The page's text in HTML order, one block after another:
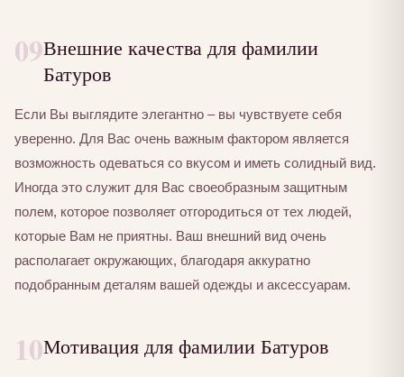
09Внешние качества для фамилии
Батуров
Если Вы выглядите элегантно – вы чувствуете себя
уверенно. Для Вас очень важным фактором является
возможность одеваться со вкусом и иметь солидный вид.
Иногда это служит для Вас своеобразным защитным
полем, которое позволяет отгородиться от тех людей,
которые Вам не приятны. Ваш внешний вид очень
располагает окружающих, благодаря аккуратно
подобранным деталям вашей одежды и аксессуарам.
10Мотивация для фамилии Батуров